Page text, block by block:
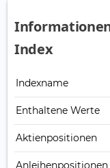
Informationen
Index
Indexname
Enthaltene Werte
Aktienpositionen
Anleihenpositionen